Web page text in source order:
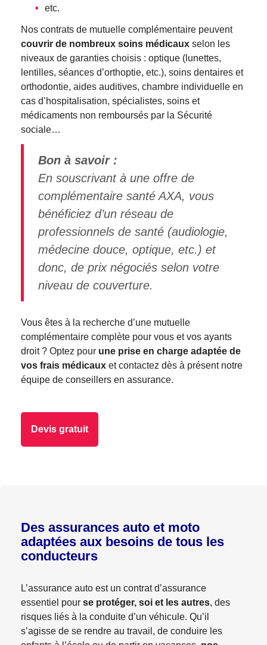
etc.
Nos contrats de mutuelle complémentaire peuvent
couvrir de nombreux soins médicaux selon les
niveaux de garanties choisis : optique (lunettes,
lentilles, séances d’orthoptie, etc.), soins dentaires et
orthodontie, aides auditives, chambre individuelle en
cas d’hospitalisation, spécialistes, soins et
médicaments non remboursés par la Sécurité
sociale…
Bon à savoir :
En souscrivant à une offre de
complémentaire santé AXA, vous
bénéficiez d’un réseau de
professionnels de santé (audiologie,
médecine douce, optique, etc.) et
donc, de prix négociés selon votre
niveau de couverture.
Vous êtes à la recherche d’une mutuelle
complémentaire complète pour vous et vos ayants
droit ? Optez pour une prise en charge adaptée de
vos frais médicaux et contactez dès à présent notre
équipe de conseillers en assurance.
Devis gratuit
Des assurances auto et moto
adaptées aux besoins de tous les
conducteurs
L’assurance auto est un contrat d’assurance
essentiel pour se protéger, soi et les autres, des
risques liés à la conduite d’un véhicule. Qu’il
s’agisse de se rendre au travail, de conduire les